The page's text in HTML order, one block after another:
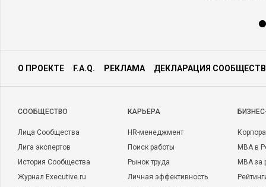
О ПРОЕКТЕ F.A.Q. РЕКЛАМА ДЕКЛАРАЦИЯ
CООБЩЕСТВО
Лица Сообщества
Лига экспертов
История Сообщества
Журнал Executive.ru
КАРЬЕРА
HR-менеджмент
Поиск работы
Рынок труда
Личная эффективность
MBA в
MBA